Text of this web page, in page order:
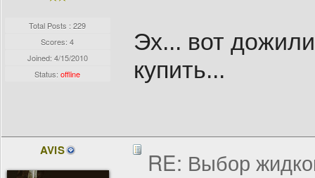
Total Posts : 229
Scores: 4
Joined: 4/15/2010
Status:offline
Эх... вот
купить...
AVIS
RE: Выбор